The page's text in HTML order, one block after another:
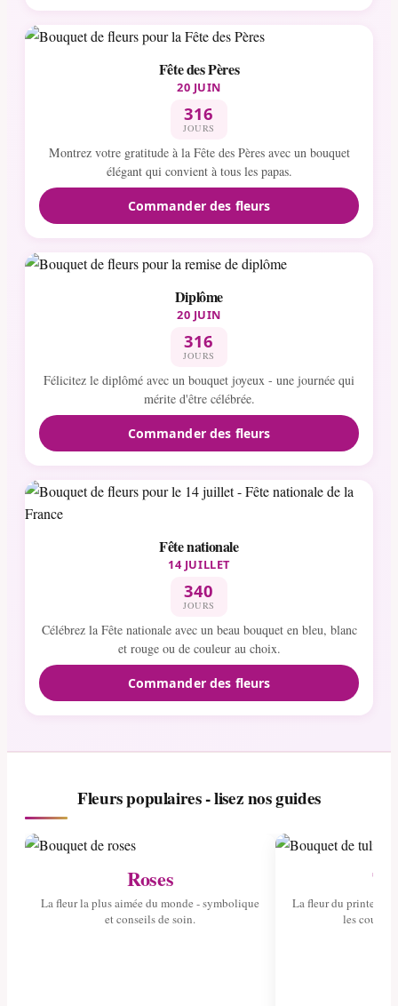
Fête des Pères
20 JUIN
316
JOURS
Montrez votre gratitude à la Fête des Pères avec un bouquet
élégant qui convient à tous les papas.
Commander des fleurs
Diplôme
20 JUIN
316
JOURS
Félicitez le diplômé avec un bouquet joyeux - une journée qui
mérite d'être célébrée.
Commander des fleurs
Fête nationale
14 JUILLET
340
JOURS
Célébrez la Fête nationale avec un beau bouquet en bleu, blanc
et rouge ou de couleur au choix.
Commander des fleurs
Fleurs populaires - lisez nos guides
Roses
La fleur la plus aimée du monde - symbolique
et conseils de soin.
La fleur du
les